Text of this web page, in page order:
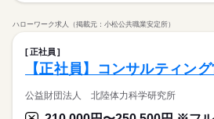
ハローワーク求人（掲載元：小松公共職業安定所）
正社員
【正社員】コンサルティング
公益財団法人 北陸体力科学研究所